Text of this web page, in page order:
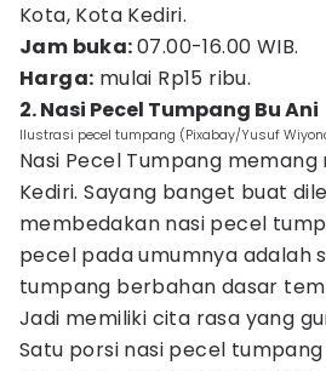
Kota, Kota Kediri.
Jam buka:07.00-16.00 WIB.
Harga: mulai Rp15 ribu.
2. Nasi Pecel Tumpang Bu Ani
Ilustrasi pecel tumpang (Pixabay/Yusuf
Nasi Pecel Tumpang
Kediri. Sayang banget buat
membedakan nasi pecel
pecel pada umumnya adalah
tumpang berbahan dasar
Jadi memiliki cita rasa yang
Satu porsi nasi pecel